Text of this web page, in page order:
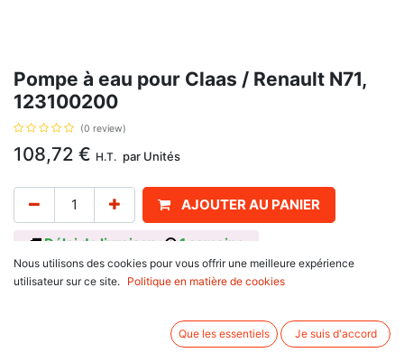
Pompe à eau pour Claas / Renault N71,
123100200
(0 review)
108,72 € H.T. par Unités
AJOUTER AU PANIER
Délai de livraison : 1 semaine
Pompe à eau, avec pour référence d'origine 123100200, pour Claas /
Nous utilisons des cookies pour vous offrir une meilleure expérience
utilisateur sur ce site.
Politique en matière de cookies
Que les essentiels Je suis d'accord